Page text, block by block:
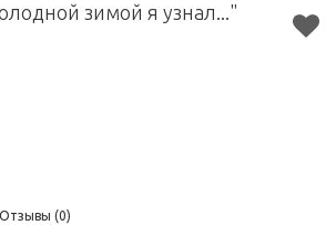
зимой я узнал..."
Отзывы (0)